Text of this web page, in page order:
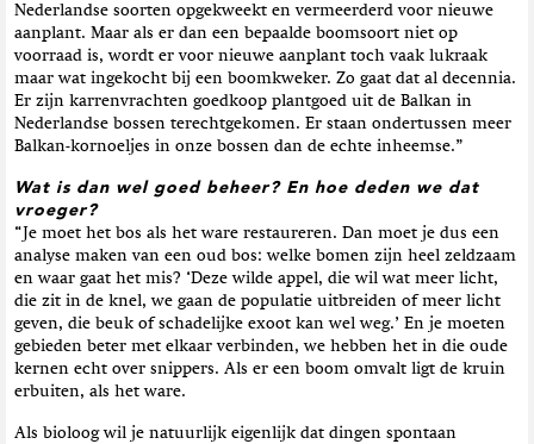
Nederlandse soorten opgekweekt en vermeerderd voor nieuwe
aanplant. Maar als er dan een bepaalde boomsoort niet op
voorraad is, wordt er voor nieuwe aanplant toch vaak lukraak
maar wat ingekocht bij een boomkweker. Zo gaat dat al decennia.
Er zijn karrenvrachten goedkoop plantgoed uit de Balkan in
Nederlandse bossen terechtgekomen. Er staan ondertussen meer
Balkan-kornoeljes in onze bossen dan de echte inheemse.”
Wat is dan wel goed beheer? En hoe deden we dat
vroeger?
“Je moet het bos als het ware restaureren. Dan moet je dus een
analyse maken van een oud bos: welke bomen zijn heel zeldzaam
en waar gaat het mis? ‘Deze wilde appel, die wil wat meer licht,
die zit in de knel, we gaan de populatie uitbreiden of meer licht
geven, die beuk of schadelijke exoot kan wel weg.’ En je moeten
gebieden beter met elkaar verbinden, we hebben het in die oude
kernen echt over snippers. Als er een boom omvalt ligt de kruin
erbuiten, als het ware.
Als bioloog wil je natuurlijk eigenlijk dat dingen spontaan